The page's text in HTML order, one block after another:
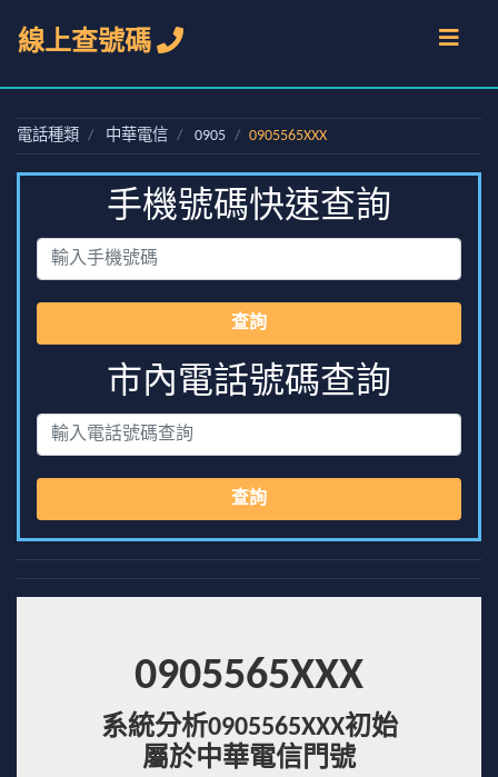
線上查號碼
電話種類 中華電信 0905 0905565XXX
手機號碼快速查詢
查詢
市內電話號碼查詢
查詢
0905565XXX
系統分析0905565XXX初始
屬於中華電信門號